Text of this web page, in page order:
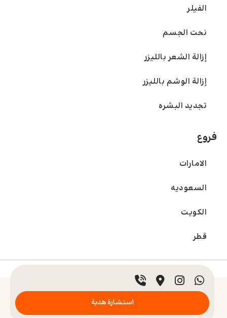
فروع
الامارات
السعودیه
الکویت
قطر
الفیلر
نحت الجسم
إزالة الشعر بالليزر
إزالة الوشم بالليزر
تجديد البشره
استشارة هدية